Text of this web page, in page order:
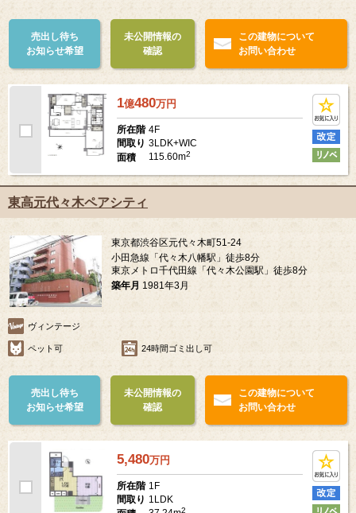
売出し待ち
お知らせ希望
未公開情報の
確認
この建物について
お問い合わせ
1億480万円
所在階 4F
間取り 3LDK+WIC
面積
115.60m2
東高元代々木ペアシティ
東京都渋谷区元代々木町51-24
小田急線「代々木八幡駅」徒歩8分
東京メトロ千代田線「代々木公園駅」徒歩8分
築年月 1981年3月
ヴィンテージ
ペット可 24時間ゴミ出し可
売出し待ち
お知らせ希望
未公開情報の
確認
この建物について
お問い合わせ
5,480万円
所在階 1F
間取り 1LDK
2